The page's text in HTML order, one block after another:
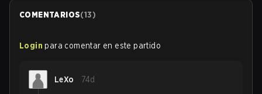
COMENTARIOS(13)
Login para comentar en este partido
LeXo 74d